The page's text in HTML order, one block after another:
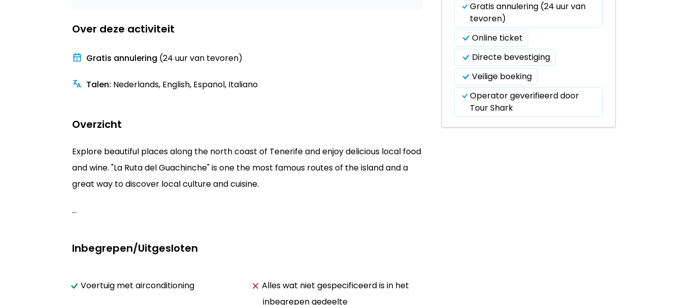
Over deze activiteit
Gratis annulering (24 uur van tevoren)
Talen: Nederlands, English, Espanol, Italiano
Overzicht
Explore beautiful places along the north coast of Tenerife and enjoy delicious local food
and wine. "La Ruta del Guachinche" is one the most famous routes of the island and a
great way to discover local culture and cuisine.
...
Inbegrepen/Uitgesloten
Voertuig met airconditioning
Alles wat niet gespecificeerd is in het
inbegrepen gedeelte
Gratis annulering (24 uur van
tevoren)
Online ticket
Directe bevestiging
Veilige boeking
Operator geverifieerd door
Tour Shark